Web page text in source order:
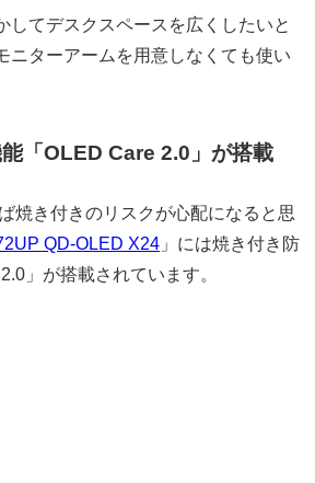
してデスクスペースを広くしたいと
ニターアームを用意しなくても使い
「OLED Care 2.0」が搭載
焼き付きのリスクが心配になると思
QD-OLED X24 」には焼き付き防
」が搭載されています。